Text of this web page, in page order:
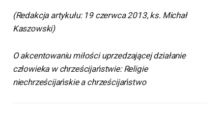
(Redakcja artykułu: 19 czerwca 2013, ks. Michał
Kaszowski)
O akcentowaniu miłości uprzedzającej działanie
człowieka w chrześcijaństwie: Religie
niechrześcijańskie a chrześcijaństwo